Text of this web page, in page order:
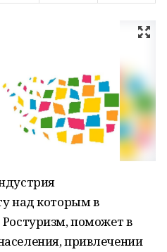
над которым в
поможет в
привлечении